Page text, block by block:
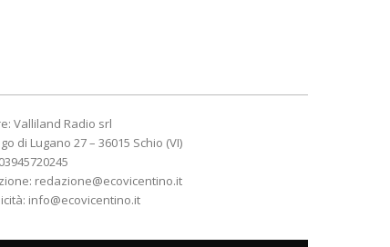
Valliland Radio srl
di Lugano 27 – 36015 Schio (VI)
redazione@ecovicentino.it
info@ecovicentino.it